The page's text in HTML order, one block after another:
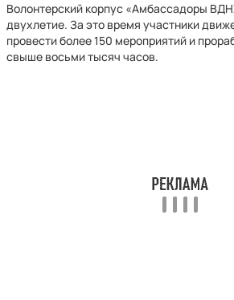
Волонтерский корпус «Амбассадоры
двухлетие. За это время участники
провести более 150 мероприятий и
свыше восьми тысяч часов.